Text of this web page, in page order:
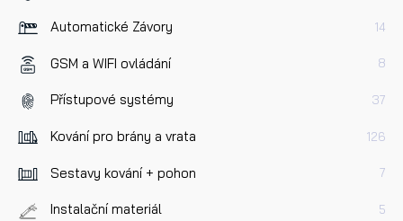
Automatické Závory 14
GSM a WIFI ovládání 8
Přístupové systémy 37
Kování pro brány a vrata 126
Sestavy kování + pohon 7
Instalační materiál 5